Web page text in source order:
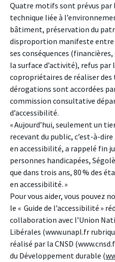
Quatre motifs sont prévus
technique liée à
bâtiment, préservation du
disproportion manifeste entre
ses conséquences
la surface d’activité), refus par
copropriétaires de réaliser des
dérogations sont accordées
commission consultative
d’accessibilité.
« Aujourd’hui, seulement un
recevant du public, c’est-à-
en accessibilité, a rappelé fin
personnes handicapées,
que dans trois ans, 80 % des
en accessibilité. »
Pour vous aider, vous pouvez
le « Guide de l’accessibilité »
collaboration avec l’Union
Libérales (www.unapl.fr
réalisé par la CNSD
du Développement durable (